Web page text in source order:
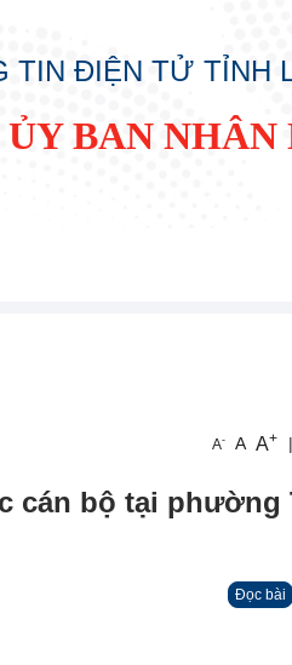
TIN ĐIỆN TỬ TỈNH
BAN
A- A A+ |
cán bộ tại phường
Đọc bài